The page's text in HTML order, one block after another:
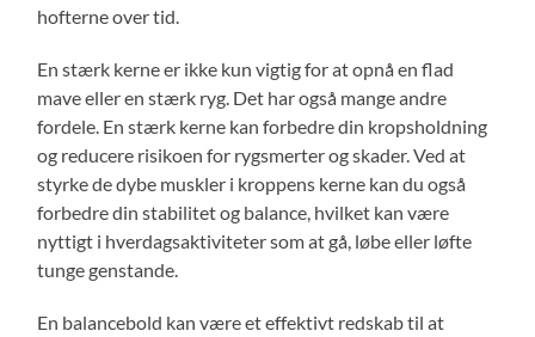
hofterne over tid.
En stærk kerne er ikke kun vigtig for at opnå en flad
mave eller en stærk ryg. Det har også mange andre
fordele. En stærk kerne kan forbedre din kropsholdning
og reducere risikoen for rygsmerter og skader. Ved at
styrke de dybe muskler i kroppens kerne kan du også
forbedre din stabilitet og balance, hvilket kan være
nyttigt i hverdagsaktiviteter som at gå, løbe eller løfte
tunge genstande.
En balancebold kan være et effektivt redskab til at